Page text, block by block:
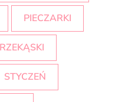
PIECZARKI
STYCZEŃ